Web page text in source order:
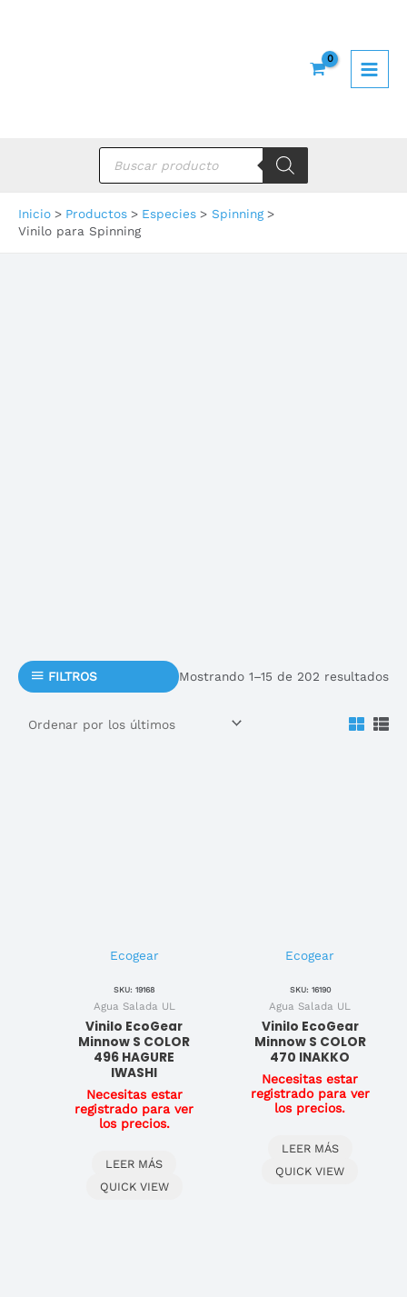
Búsqueda
Inicio Productos Especies
Spinning
Vinilo para Spinning
FILTROS Mostrando 1–15 de 202 resultados
Ecogear
SKU: 19168
Agua Salada UL
Vinilo EcoGear
Minnow S COLOR
496 HAGURE
IWASHI
Necesitas estar
registrado para ver
los precios.
LEER MÁS
QUICK VIEW
Ecogear
SKU: 16190
Agua Salada UL
Vinilo EcoGear
Minnow S COLOR
470 INAKKO
Necesitas estar
registrado para ver
los precios.
LEER MÁS
QUICK VIEW